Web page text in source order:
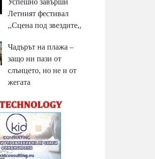
Успешно завърши
Летният фестивал
,,Сцена под звездите,,
Чадърът на плажа –
защо ни пази от
слънцето, но не и от
жегата